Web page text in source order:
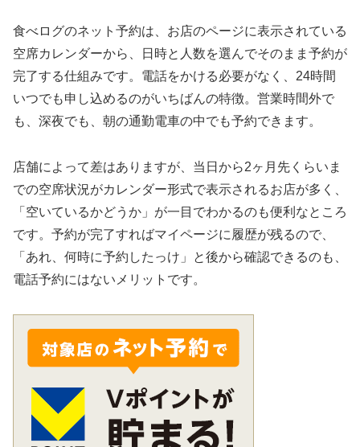
食べログのネット予約は、お店のページに表示されている
空席カレンダーから、日時と人数を選んでそのまま予約が
完了する仕組みです。電話をかける必要がなく、24時間
いつでも申し込めるのがいちばんの特徴。営業時間外で
も、深夜でも、朝の通勤電車の中でも予約できます。
店舗によって差はありますが、当日から2ヶ月先くらいま
での空席状況がカレンダー形式で表示されるお店が多く、
「空いているかどうか」が一目でわかるのも便利なところ
です。予約が完了すればマイページに履歴が残るので、
「あれ、何時に予約したっけ」と後から確認できるのも、
電話予約にはないメリットです。